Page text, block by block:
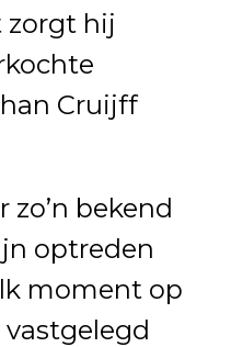
zorgt hij
Cruijff
bekend
optreden
moment op